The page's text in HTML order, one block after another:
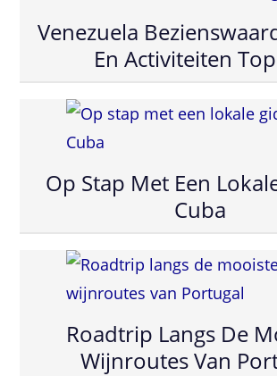
Venezuela
En Activiteiten
Op Stap Met Een
Cuba
Roadtrip Langs De
Wijnroutes Van